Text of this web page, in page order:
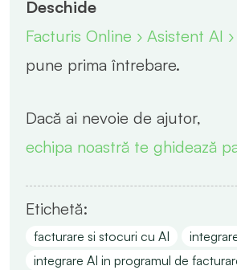
Deschide
Facturis Online › Asistent AI
pune prima întrebare.
Dacă ai nevoie de ajutor,
echipa noastră te ghidează
Etichetă:
facturare si stocuri cu AI
integrare AI in programul de